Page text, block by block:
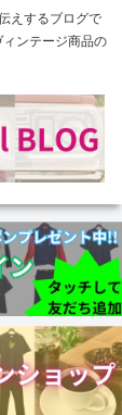
えするブログで
ンテージ商品の